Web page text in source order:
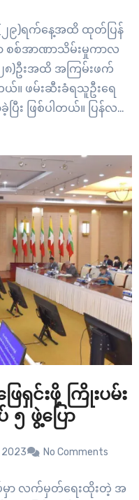
န်(၂၉)ရက်နေ့အထိ ထုတ်ပြန်
ာ စစ်အာဏာသိမ်းမှုကာလ
၈)ဦးအထိ အကြမ်းဖက်
။ ဖမ်းဆီးခံရသူဦးရေ
ြီး ဖြစ်ပါတယ်။ ပြန်လည်
ါ။ မွန်ပြည်နယ်မှာတော့
…
ရှင်းဖို့ ကြိုးပမ်း
ဖွဲ့ပြော
2023 No Comments
ျုပ်မှာ လက်မှတ်ရေးထိုးတဲ့ အ